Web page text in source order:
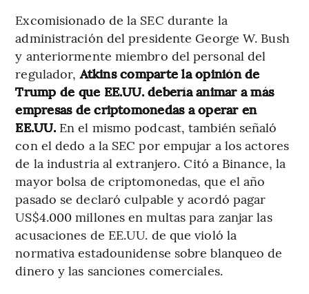
Excomisionado de la SEC durante la
administración del presidente George W. Bush
y anteriormente miembro del personal del
regulador,Atkins comparte la opinión de
Trump de que EE.UU. debería animar a más
empresas de criptomonedas a operar en
EE.UU. En el mismo podcast, también señaló
con el dedo a la SEC por empujar a los actores
de la industria al extranjero. Citó a Binance, la
mayor bolsa de criptomonedas, que el año
pasado se declaró culpable y acordó pagar
US$4.000 millones en multas para zanjar las
acusaciones de EE.UU. de que violó la
normativa estadounidense sobre blanqueo de
dinero y las sanciones comerciales.